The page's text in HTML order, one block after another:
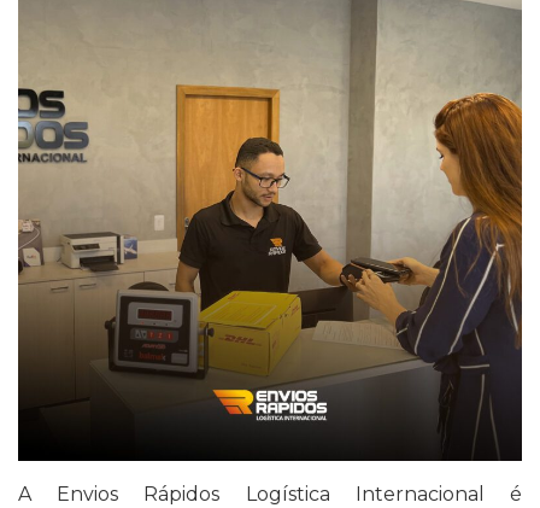
A Envios Rápidos Logística Internacional é